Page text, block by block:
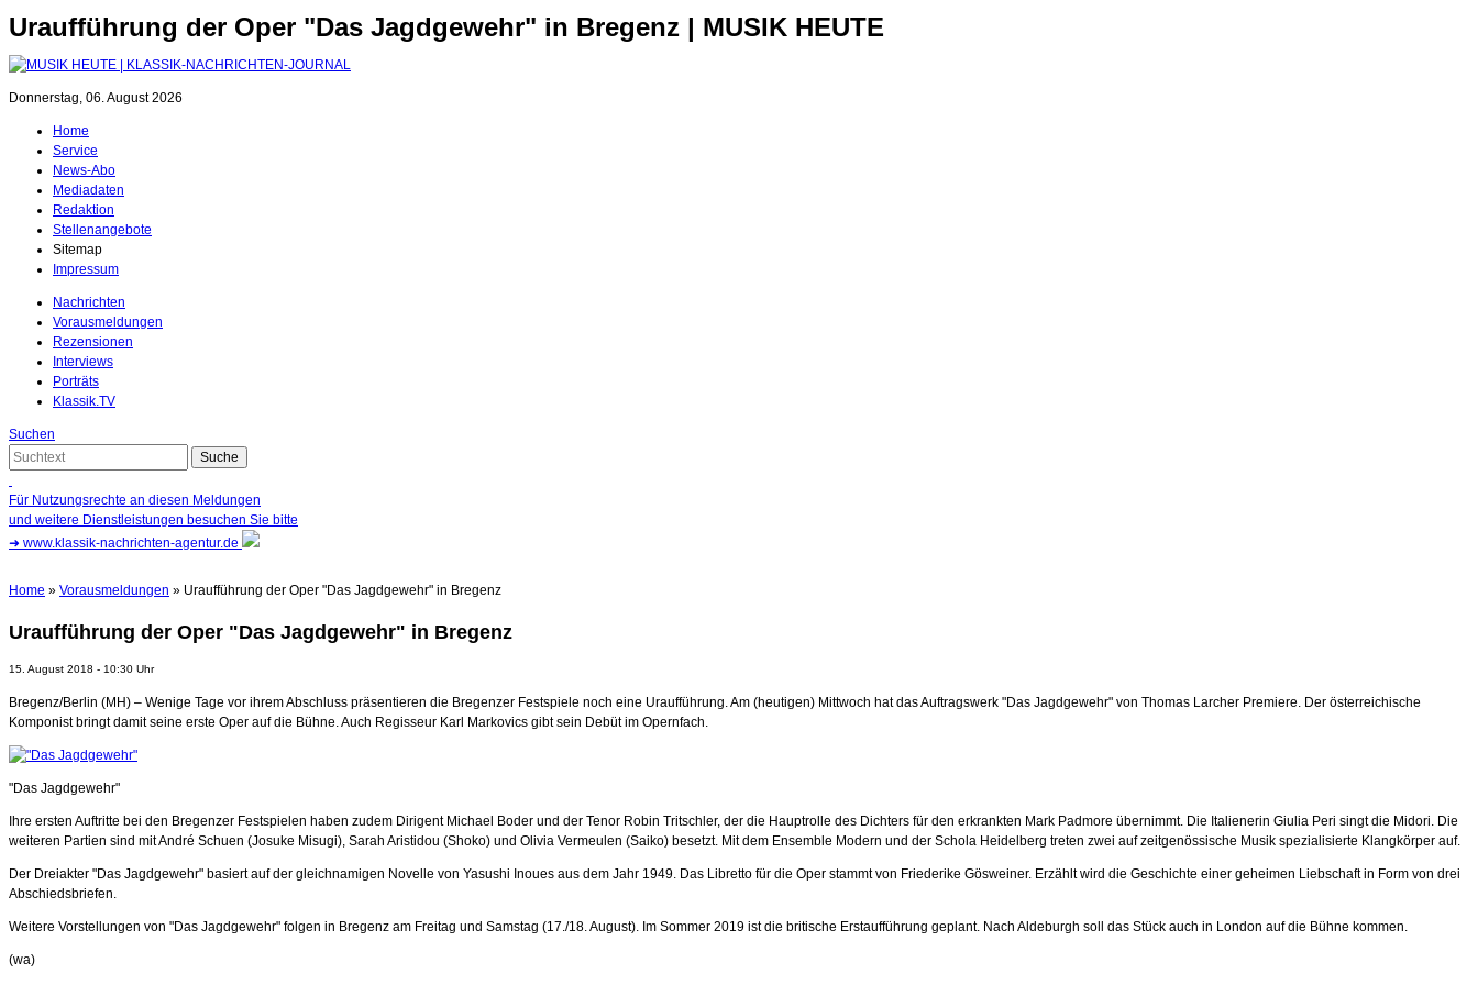
Uraufführung der Oper "Das Jagdgewehr" in Bregenz | MUSIK HEUTE
Donnerstag, 06. August 2026
Home
Service
News-Abo
Mediadaten
Redaktion
Stellenangebote
Sitemap
Impressum
Nachrichten
Vorausmeldungen
Rezensionen
Interviews
Porträts
Klassik.TV
Suchen
Für Nutzungsrechte an diesen Meldungen
und weitere Dienstleistungen besuchen Sie bitte
➜ www.klassik-nachrichten-agentur.de
Home » Vorausmeldungen » Uraufführung der Oper "Das Jagdgewehr" in Bregenz
Uraufführung der Oper "Das Jagdgewehr" in Bregenz
15. August 2018 - 10:30 Uhr
Bregenz/Berlin (MH) – Wenige Tage vor ihrem Abschluss präsentieren die Bregenzer Festspiele noch eine Uraufführung. Am (heutigen) Mittwoch hat das Auftragswerk "Das Jagdgewehr" von Thomas Larcher Premiere. Der österreichische
Komponist bringt damit seine erste Oper auf die Bühne. Auch Regisseur Karl Markovics gibt sein Debüt im Opernfach.
"Das Jagdgewehr"
Ihre ersten Auftritte bei den Bregenzer Festspielen haben zudem Dirigent Michael Boder und der Tenor Robin Tritschler, der die Hauptrolle des Dichters für den erkrankten Mark Padmore übernimmt. Die Italienerin Giulia Peri singt die Midori. Die
weiteren Partien sind mit André Schuen (Josuke Misugi), Sarah Aristidou (Shoko) und Olivia Vermeulen (Saiko) besetzt. Mit dem Ensemble Modern und der Schola Heidelberg treten zwei auf zeitgenössische Musik spezialisierte Klangkörper auf.
Der Dreiakter "Das Jagdgewehr" basiert auf der gleichnamigen Novelle von Yasushi Inoues aus dem Jahr 1949. Das Libretto für die Oper stammt von Friederike Gösweiner. Erzählt wird die Geschichte einer geheimen Liebschaft in Form von drei
Abschiedsbriefen.
Weitere Vorstellungen von "Das Jagdgewehr" folgen in Bregenz am Freitag und Samstag (17./18. August). Im Sommer 2019 ist die britische Erstaufführung geplant. Nach Aldeburgh soll das Stück auch in London auf die Bühne kommen.
(wa)